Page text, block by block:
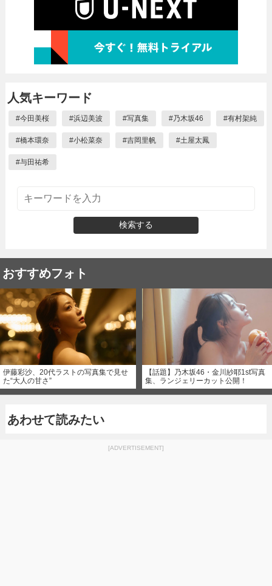
人気キーワード
#今田美桜 #浜辺美波 #写真集 #乃木坂46 #有村架純
#橋本環奈 #小松菜奈 #吉岡里帆 #土屋太鳳
#与田祐希
検索する
おすすめフォト
伊藤彩沙、20代ラストの写真集で見せ
た“大人の甘さ”
【話題】乃木坂46・金川紗耶1st写真
集、ランジェリーカット公開！
あわせて読みたい
[ADVERTISEMENT]